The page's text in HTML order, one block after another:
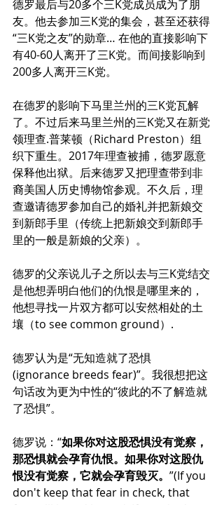
德罗最后与20多个三K党成员成为了朋
友。他去参加三K党的集会，甚至还获得
“三K党之友”的勋章… 在他的直接影响下
有40-60人离开了三K党。而间接影响到
200多人离开三K党。
在德罗的影响下马里兰州的三K党瓦解
了。不过后来马里兰州的三K党又在新党
领理查.普莱顿（Richard Preston）组
织下重生。2017年理查被捕，德罗愿意
保释他出狱。后来德罗又把理查带到非
裔美国人历史博物馆参观。不久后，理
查邀请德罗参加自己的婚礼并把新娘交
到新郎手里（传统上把新娘交到新郎手
里的一般是新娘的父亲）。
德罗的父亲说儿子之所以去与三K党结交
是他想弄明白他们的仇恨是哪里来的，
他想寻找一片双方都可以安然相处的土
壤（to see common ground）.
德罗认为是“无知造就了恐惧
(ignorance breeds fear)”。我很想把这
句话改为更为中性的“彼此的不了解造就
了恐惧”。
德罗说：“如果你对这股恐惧没有觉察，
那恐惧就会孕育仇恨。如果你对这股仇
恨没有觉察，它就会孕育毁灭。 ”(If you
don't keep that fear in check, that